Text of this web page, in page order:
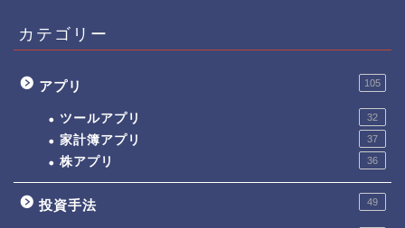
カテゴリー
アプリ 105
ツールアプリ 32
家計簿アプリ 37
株アプリ 36
投資手法 49